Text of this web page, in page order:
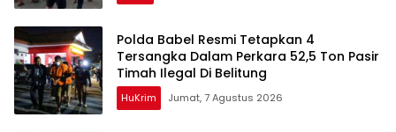
Polda Babel Resmi Tetapkan 4
Tersangka Dalam Perkara 52,5 Ton Pasir
Timah Ilegal Di Belitung
HuKrim Jumat, 7 Agustus 2026